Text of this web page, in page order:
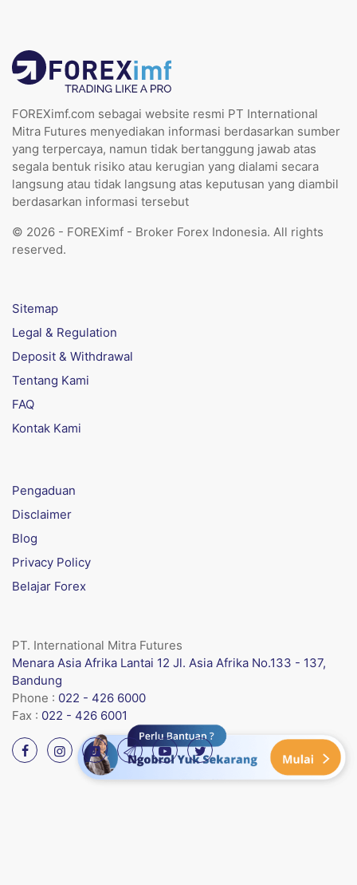
FOREXimf.com sebagai website resmi PT International
Mitra Futures menyediakan informasi berdasarkan sumber
yang terpercaya, namun tidak bertanggung jawab atas
segala bentuk risiko atau kerugian yang dialami secara
langsung atau tidak langsung atas keputusan yang diambil
berdasarkan informasi tersebut
© 2026 - FOREXimf - Broker Forex Indonesia. All rights
reserved.
Sitemap
Legal & Regulation
Deposit & Withdrawal
Tentang Kami
FAQ
Kontak Kami
Pengaduan
Disclaimer
Blog
Privacy Policy
Belajar Forex
PT. International Mitra Futures
Menara Asia Afrika Lantai 12 Jl. Asia Afrika No.133 - 137,
Bandung
Phone : 022 - 426 6000
Fax : 022 - 426 6001